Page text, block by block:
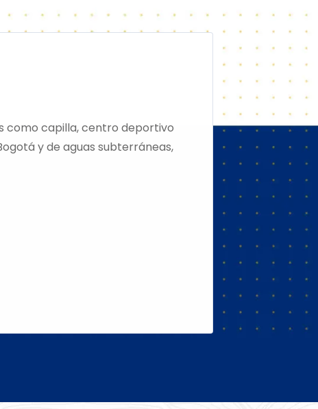
como capilla, centro deportivo
y de aguas subterráneas,